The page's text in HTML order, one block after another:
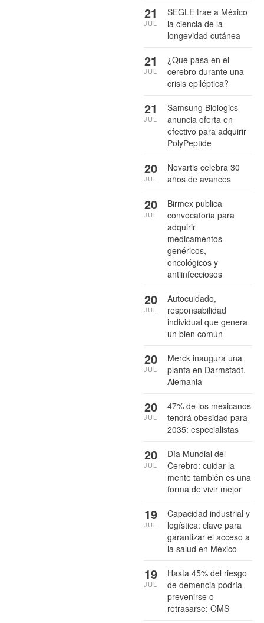
SEGLE trae a México
la ciencia de la
longevidad cutánea
21
JUL
¿Qué pasa en el
cerebro durante una
crisis epiléptica?
21
JUL
Samsung Biologics
anuncia oferta en
efectivo para adquirir
PolyPeptide
21
JUL
Novartis celebra 30
años de avances
20
JUL
Birmex publica
convocatoria para
adquirir
medicamentos
genéricos,
oncológicos y
antiinfecciosos
20
JUL
Autocuidado,
responsabilidad
individual que genera
un bien común
20
JUL
Merck inaugura una
planta en Darmstadt,
Alemania
20
JUL
47% de los mexicanos
tendrá obesidad para
2035: especialistas
20
JUL
Día Mundial del
Cerebro: cuidar la
mente también es una
forma de vivir mejor
20
JUL
Capacidad industrial y
logística: clave para
garantizar el acceso a
la salud en México
19
JUL
Hasta 45% del riesgo
de demencia podría
prevenirse o
retrasarse: OMS
19
JUL